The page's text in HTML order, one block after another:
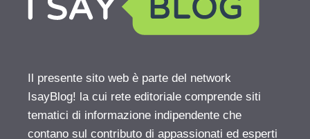
Il presente sito web è parte del network
IsayBlog! la cui rete editoriale comprende siti
tematici di informazione indipendente che
contano sul contributo di appassionati ed esperti